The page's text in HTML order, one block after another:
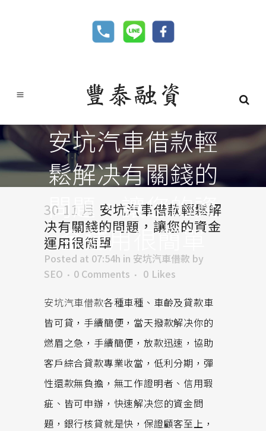
安坑汽車借款輕
鬆解决有關錢的
問題，讓您的資
金運用很簡單
30 11 月 安坑汽車借款輕鬆解
决有關錢的問題，讓您的資金
運用很簡單
Posted at 07:54h in 安坑汽車借款 by
SEO
0 Comments 0 Likes
安坑汽車借款各種車種、車齡及貸款車
皆可貸，手續簡便，當天撥款解决你的
燃眉之急，手續簡便，放款迅速，協助
客戶綜合貸款專業收當，低利分期，彈
性還款無負擔，無工作證明者、信用瑕
疵、皆可申辦，快速解决您的資金問
題，銀行核貸就是快，保證顧客至上，